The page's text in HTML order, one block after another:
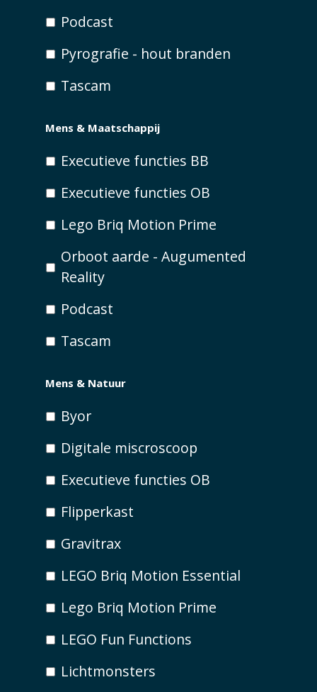
Podcast
Pyrografie - hout branden
Tascam
Mens & Maatschappij
Executieve functies BB
Executieve functies OB
Lego Briq Motion Prime
Orboot aarde - Augumented
Reality
Podcast
Tascam
Mens & Natuur
Byor
Digitale miscroscoop
Executieve functies OB
Flipperkast
Gravitrax
LEGO Briq Motion Essential
Lego Briq Motion Prime
LEGO Fun Functions
Lichtmonsters